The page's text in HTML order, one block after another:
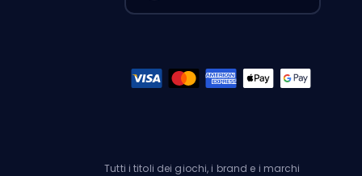
Tutti i titoli dei giochi, i brand e i marchi